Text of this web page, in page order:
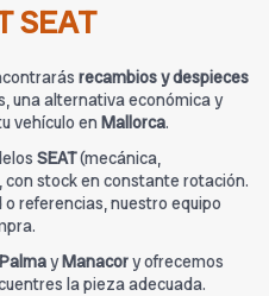
SEAT
recambios y despieces
una alternativa económica y
vehículo en Mallorca.
SEAT(mecánica,
stock en constante rotación.
referencias, nuestro equipo
PalmayManacory ofrecemos
la pieza adecuada.